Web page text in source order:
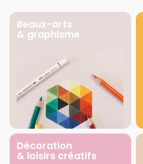
Beaux-arts
& graphisme
Décoration
& loisirs créatifs